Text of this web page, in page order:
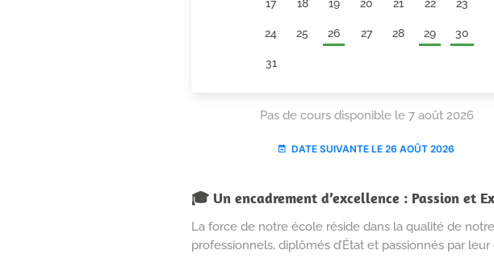
🎓 Un encadrement d’excellence : Passion et
La force de notre école réside dans la qualité de
professionnels, diplômés d’État et passionnés par leur